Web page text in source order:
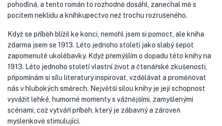
pohodlná, a tento román to rozhodně dosáhl, zanechal mě s
pocitem neklidu a kníhkupectvo než trochu rozrušeného.
Když se příběh blížil ke konci, nemohl jsem si pomoct, ale kniha
zdarma jsem se 1913. Léto jednoho století jako slabý šepot
zapomenuté ukolébavky. Když přemýšlím o dopadu této knihy na
1913. Léto jednoho století vlastní život a čtenářské zkušenosti,
připomínám si sílu literatury inspirovat, vzdělávat a proměňovat
nás v hlubokých směrech. Největší silou knihy je její schopnost
vyvážit lehké, humorné momenty s vážnějšími, zamyšlenými
scénami, což vytváří příběh, který je zábavný a zároveň
myšlenkově stimulující.